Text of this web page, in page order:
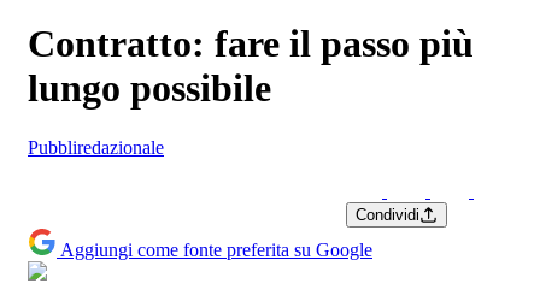
Contratto: fare il passo più
lungo possibile
Pubbliredazionale
Condividi
Aggiungi come fonte preferita su Google